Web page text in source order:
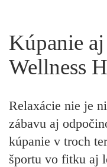
Kúpanie
Wellness
Relaxácie nie je
zábavu aj
kúpanie v troch
športu vo fitku aj